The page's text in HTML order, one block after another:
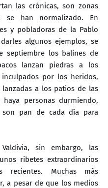
las crónicas, son zonas
se han normalizado. En
y pobladoras de la Pablo
algunos ejemplos, se
septiembre los balines de
lanzan piedras a los
por los heridos,
a los patios de las
personas durmiendo,
pan de cada día para
sin embargo, las
ribetes extraordinarios
recientes. Muchas más
a pesar de que los medios